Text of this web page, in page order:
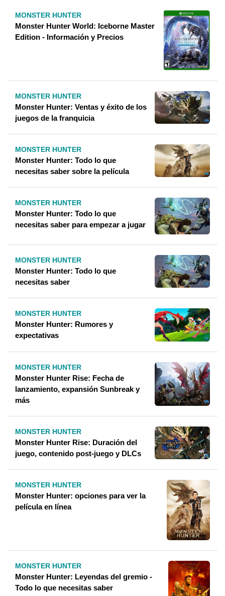
MONSTER HUNTER
Monster Hunter World: Iceborne Master
Edition - Información y Precios
MONSTER HUNTER
Monster Hunter: Ventas y éxito de los
juegos de la franquicia
MONSTER HUNTER
Monster Hunter: Todo lo que
necesitas saber sobre la película
MONSTER HUNTER
Monster Hunter: Todo lo que
necesitas saber para empezar a jugar
MONSTER HUNTER
Monster Hunter: Todo lo que
necesitas saber
MONSTER HUNTER
Monster Hunter: Rumores y
expectativas
MONSTER HUNTER
Monster Hunter Rise: Fecha de
lanzamiento, expansión Sunbreak y
más
MONSTER HUNTER
Monster Hunter Rise: Duración del
juego, contenido post-juego y DLCs
MONSTER HUNTER
Monster Hunter: opciones para ver la
película en línea
MONSTER HUNTER
Monster Hunter: Leyendas del gremio -
Todo lo que necesitas saber